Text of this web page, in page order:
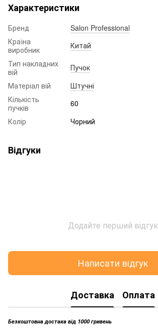
Характеристики
Бренд
Salon Professional
Країна
виробник
Китай
Тип накладних
вій
Пучок
Матеріал вій
Штучні
Кількість
пучків
60
Колір
Чорний
Відгуки
Додайте перший відгук
Написати відгук
Доставка Оплата
Безкоштовна достака від 1000 гривень